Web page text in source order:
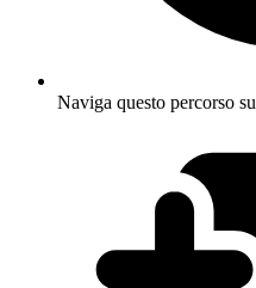
Naviga questo percorso su